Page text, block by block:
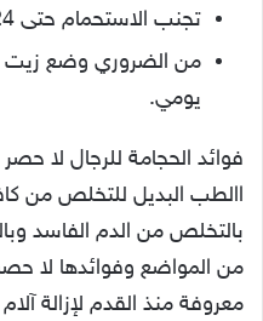
تجنب الاستحمام حتى 24 ساعة بعد الحجامه.
من الضروري وضع زيت
يومي.
فوائد الحجامة للرجال لا
االطب البديل للتخلص من
بالتخلص من الدم الفاسد
من المواضع وفوائدها لا
معروفة منذ القدم لإزالة